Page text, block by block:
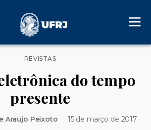
Categorias
REVISTAS
do tempo
presente
Araujo Peixoto 15 de março de 2017